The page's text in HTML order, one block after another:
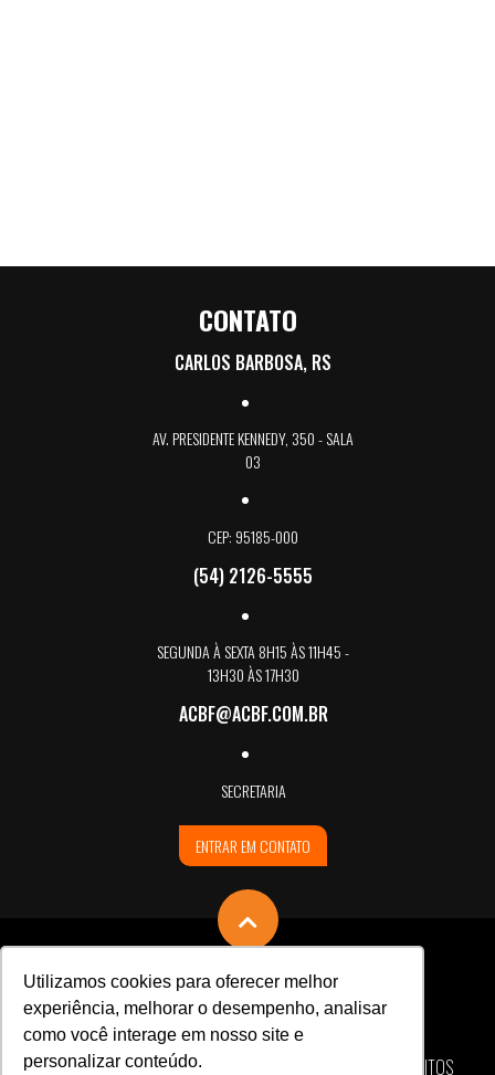
Utilizamos cookies para oferecer melhor
experiência, melhorar o desempenho, analisar
como você interage em nosso site e
personalizar conteúdo.
CONTATO
CARLOS BARBOSA, RS
AV. PRESIDENTE KENNEDY, 350 - SALA
03
CEP: 95185-000
(54) 2126-5555
SEGUNDA À SEXTA 8H15 ÀS 11H45 -
13H30 ÀS 17H30
ACBF@ACBF.COM.BR
SECRETARIA
ENTRAR EM CONTATO
ASSOCIAÇÃO CARLOS BARBOSA DE FUTSAL © TODOS OS DIREITOS